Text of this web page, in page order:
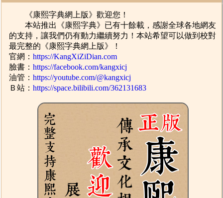
《康熙字典網上版》歡迎您！
本站推出《康熙字典》已有十餘載，感謝全球各地網友
的支持，讓我們仍有動力繼續努力！本站希望可以做到校對
最完整的《康熙字典網上版》！
官網：https://KangXiZiDian.com
臉書：https://facebook.com/kangxicj
油管：https://youtube.com/@kangxicj
Ｂ站：https://space.bilibili.com/362131683